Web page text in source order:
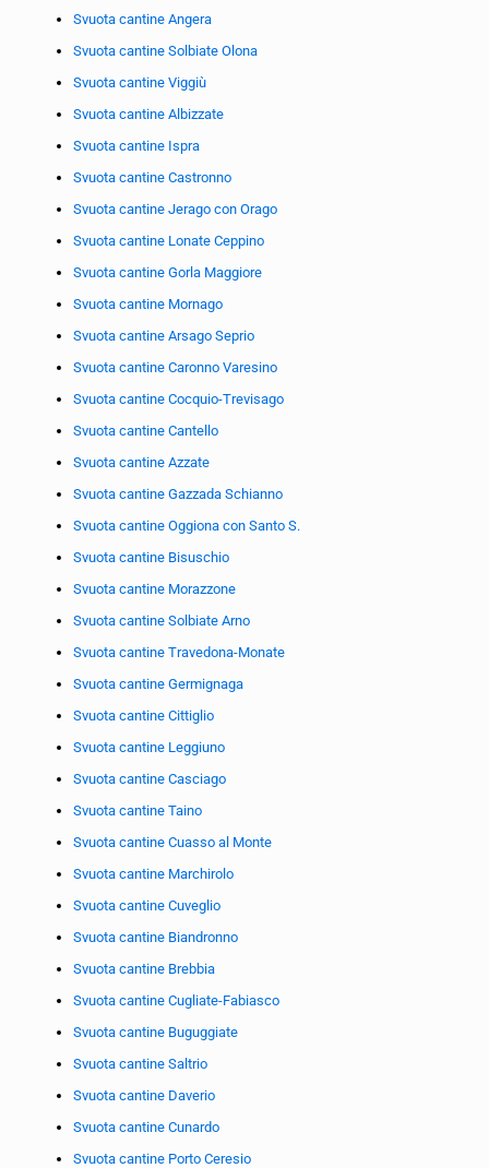
Svuota cantine Angera
Svuota cantine Solbiate Olona
Svuota cantine Viggiù
Svuota cantine Albizzate
Svuota cantine Ispra
Svuota cantine Castronno
Svuota cantine Jerago con Orago
Svuota cantine Lonate Ceppino
Svuota cantine Gorla Maggiore
Svuota cantine Mornago
Svuota cantine Arsago Seprio
Svuota cantine Caronno Varesino
Svuota cantine Cocquio-Trevisago
Svuota cantine Cantello
Svuota cantine Azzate
Svuota cantine Gazzada Schianno
Svuota cantine Oggiona con Santo S.
Svuota cantine Bisuschio
Svuota cantine Morazzone
Svuota cantine Solbiate Arno
Svuota cantine Travedona-Monate
Svuota cantine Germignaga
Svuota cantine Cittiglio
Svuota cantine Leggiuno
Svuota cantine Casciago
Svuota cantine Taino
Svuota cantine Cuasso al Monte
Svuota cantine Marchirolo
Svuota cantine Cuveglio
Svuota cantine Biandronno
Svuota cantine Brebbia
Svuota cantine Cugliate-Fabiasco
Svuota cantine Buguggiate
Svuota cantine Saltrio
Svuota cantine Daverio
Svuota cantine Cunardo
Svuota cantine Porto Ceresio